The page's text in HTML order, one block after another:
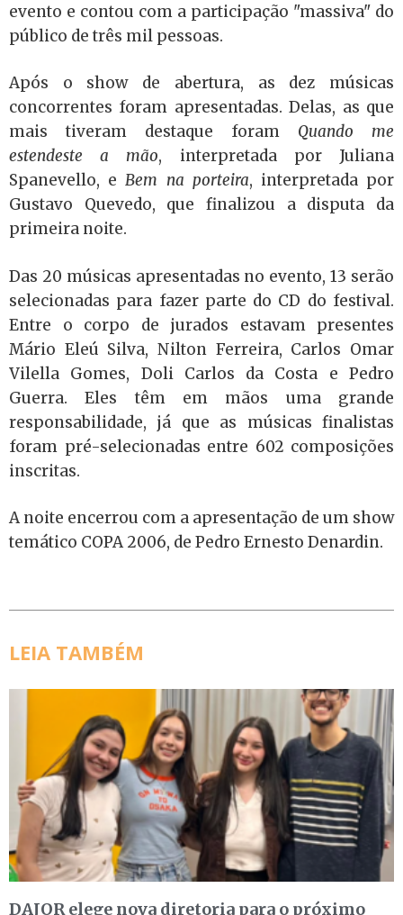
evento e contou com a participação "massiva" do
público de três mil pessoas.
Após o show de abertura, as dez músicas
concorrentes foram apresentadas. Delas, as que
mais tiveram destaque foram Quando me
estendeste a mão, interpretada por Juliana
Spanevello, eBem na porteira, interpretada por
Gustavo Quevedo, que finalizou a disputa da
primeira noite.
Das 20 músicas apresentadas no evento, 13 serão
selecionadas para fazer parte do CD do festival.
Entre o corpo de jurados estavam presentes
Mário Eleú Silva, Nilton Ferreira, Carlos Omar
Vilella Gomes, Doli Carlos da Costa e Pedro
Guerra. Eles têm em mãos uma grande
responsabilidade, já que as músicas finalistas
foram pré-selecionadas entre 602 composições
inscritas.
A noite encerrou com a apresentação de um show
temático COPA 2006, de Pedro Ernesto Denardin.
LEIA TAMBÉM
DAJOR elege nova diretoria para o próximo